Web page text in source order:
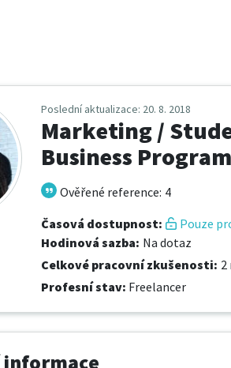
Poslední aktualizace: 20. 8. 2018
Marketing /
Business
Ověřené reference: 4
Časová dostupnost:
Pouze
Hodinová sazba: Na dotaz
Celkové pracovní zkušenosti: 2
Profesní stav: Freelancer